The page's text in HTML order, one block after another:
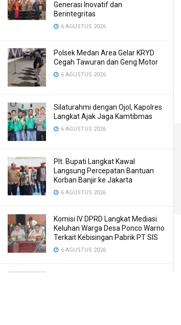
Generasi Inovatif dan
Berintegritas
6 AGUSTUS 2026
Polsek Medan Area Gelar KRYD
Cegah Tawuran dan Geng Motor
6 AGUSTUS 2026
Silaturahmi dengan Ojol, Kapolres
Langkat Ajak Jaga Kamtibmas
6 AGUSTUS 2026
Plt. Bupati Langkat Kawal
Langsung Percepatan Bantuan
Korban Banjir ke Jakarta
6 AGUSTUS 2026
Komisi IV DPRD Langkat Mediasi
Keluhan Warga Desa Ponco Warno
Terkait Kebisingan Pabrik PT SIS
6 AGUSTUS 2026